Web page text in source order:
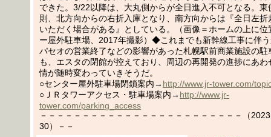
できた。3/22以降は、大丸側からが全日進入不可となる。東
則、北方向からの右折入庫となり、南方向からは『全日左折
いただく場合がある』としている。（画像＝ホームの上に位
ー屋外駐車場、2017年撮影）◆これまでも新幹線工事に伴
パセオの営業終了などの影響があった札幌駅前商業施設の駐
も、エスタの閉館が控えており、周辺の再開発の進捗にあわ
情が随時変わっていきそうだ。
○センター屋外駐車場閉鎖案内→ http://www.jr-tower.com/
○ＪＲタワーアクセス・駐車場案内→ http://www.jr-
tower.com/parking_access
－－－－－－－－－－－－－－－－－－－－－－－－（
30）－－